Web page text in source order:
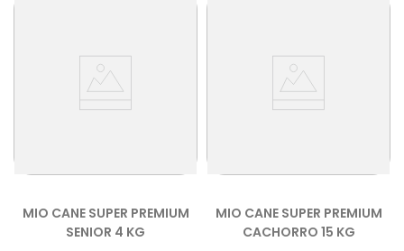
MIO CANE SUPER PREMIUM
SENIOR 4 KG
MIO CANE SUPER PREMIUM
CACHORRO 15 KG